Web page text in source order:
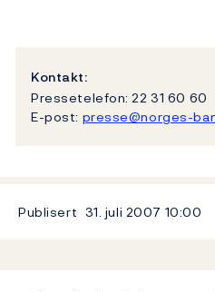
Kontakt:
Pressetelefon: 22 31 60 60
E-post: presse@norges-
Publisert 31. juli 2007 10:00